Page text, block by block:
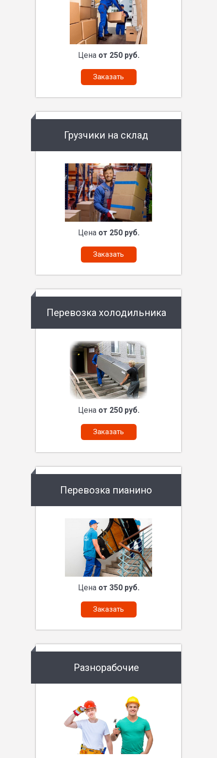
Цена от 250 руб.
Заказать
Грузчики на склад
Цена от 250 руб.
Заказать
Перевозка холодильника
Цена от 250 руб.
Заказать
Перевозка пианино
Цена от 350 руб.
Заказать
Разнорабочие